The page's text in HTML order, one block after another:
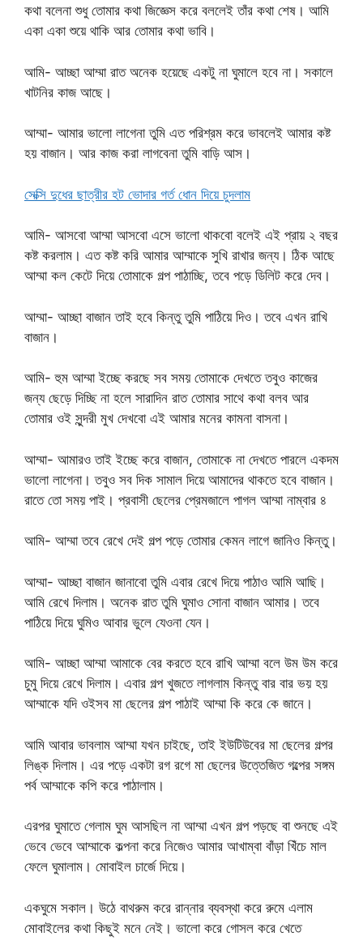
কথা বলেনা শুধু তোমার কথা জিজ্ঞেস করে বললেই তাঁর কথা শেষ। আমি
একা একা শুয়ে থাকি আর তোমার কথা ভাবি।
আমি- আচ্ছা আম্মা রাত অনেক হয়েছে একটু না ঘুমালে হবে না। সকালে
খাটনির কাজ আছে।
আম্মা- আমার ভালো লাগেনা তুমি এত পরিশ্রম করে ভাবলেই আমার কষ্ট
হয় বাজান। আর কাজ করা লাগবেনা তুমি বাড়ি আস।
সেক্সি দুধের ছাত্রীর হট ভোদার গর্ত ধোন দিয়ে চুদলাম
আমি- আসবো আম্মা আসবো এসে ভালো থাকবো বলেই এই প্রায় ২ বছর
কষ্ট করলাম। এত কষ্ট করি আমার আম্মাকে সুখি রাখার জন্য। ঠিক আছে
আম্মা কল কেটে দিয়ে তোমাকে গল্প পাঠাচ্ছি, তবে পড়ে ডিলিট করে দেব।
আম্মা- আচ্ছা বাজান তাই হবে কিন্তু তুমি পাঠিয়ে দিও। তবে এখন রাখি
বাজান।
আমি- হুম আম্মা ইচ্ছে করছে সব সময় তোমাকে দেখতে তবুও কাজের
জন্য ছেড়ে দিচ্ছি না হলে সারাদিন রাত তোমার সাথে কথা বলব আর
তোমার ওই সুন্দরী মুখ দেখবো এই আমার মনের কামনা বাসনা।
আম্মা- আমারও তাই ইচ্ছে করে বাজান, তোমাকে না দেখতে পারলে একদম
ভালো লাগেনা। তবুও সব দিক সামাল দিয়ে আমাদের থাকতে হবে বাজান।
রাতে তো সময় পাই। প্রবাসী ছেলের প্রেমজালে পাগল আম্মা নাম্বার ৪
আমি- আম্মা তবে রেখে দেই গল্প পড়ে তোমার কেমন লাগে জানিও কিন্তু।
আম্মা- আচ্ছা বাজান জানাবো তুমি এবার রেখে দিয়ে পাঠাও আমি আছি।
আমি রেখে দিলাম। অনেক রাত তুমি ঘুমাও সোনা বাজান আমার। তবে
পাঠিয়ে দিয়ে ঘুমিও আবার ভুলে যেওনা যেন।
আমি- আচ্ছা আম্মা আমাকে বের করতে হবে রাখি আম্মা বলে উম উম করে
চুমু দিয়ে রেখে দিলাম। এবার গল্প খুজতে লাগলাম কিন্তু বার বার ভয় হয়
আম্মাকে যদি ওইসব মা ছেলের গল্প পাঠাই আম্মা কি করে কে জানে।
আমি আবার ভাবলাম আম্মা যখন চাইছে, তাই ইউটিউবের মা ছেলের গল্পর
লিঙ্ক দিলাম। এর পড়ে একটা রগ রগে মা ছেলের উত্তেজিত গল্পের সঙ্গম
পর্ব আম্মাকে কপি করে পাঠালাম।
এরপর ঘুমাতে গেলাম ঘুম আসছিল না আম্মা এখন গল্প পড়ছে বা শুনছে এই
ভেবে ভেবে আম্মাকে কল্পনা করে নিজেও আমার আখাম্বা বাঁড়া খিঁচে মাল
ফেলে ঘুমালাম। মোবাইল চার্জে দিয়ে।
একঘুমে সকাল। উঠে বাথরুম করে রান্নার ব্যবস্থা করে রুমে এলাম
মোবাইলের কথা কিছুই মনে নেই। ভালো করে গোসল করে খেতে